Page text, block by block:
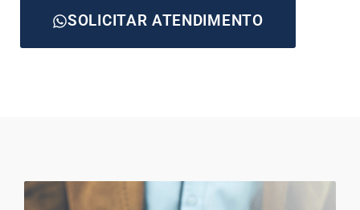
SOLICITAR ATENDIMENTO